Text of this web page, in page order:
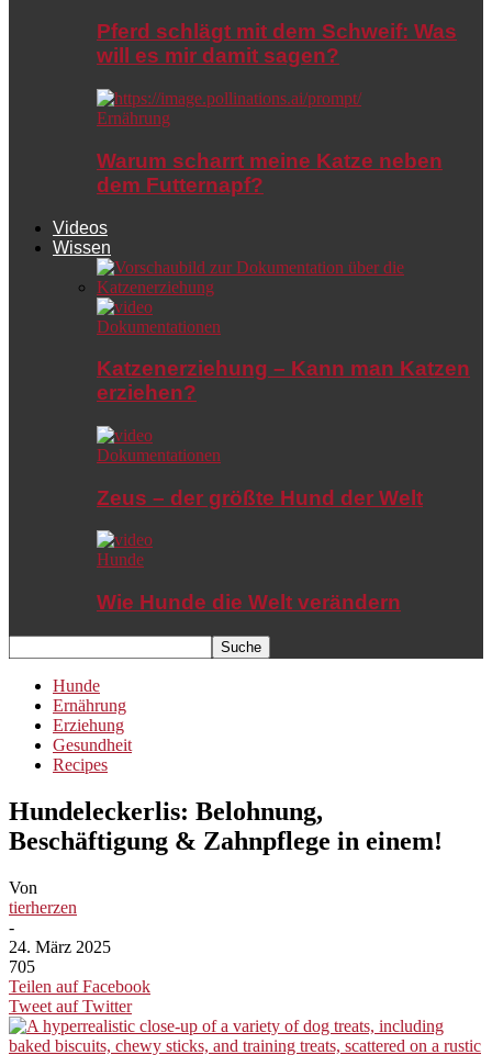
Pferd schlägt mit dem Schweif: Was
will es mir damit sagen?
Ernährung
Warum scharrt meine Katze neben
dem Futternapf?
Videos
Wissen
Dokumentationen
Katzenerziehung – Kann man Katzen
erziehen?
Dokumentationen
Zeus – der größte Hund der Welt
Hunde
Wie Hunde die Welt verändern
Hunde
Ernährung
Erziehung
Gesundheit
Recipes
Hundeleckerlis: Belohnung,
Beschäftigung & Zahnpflege in einem!
Von
tierherzen
-
24. März 2025
705
Teilen auf Facebook
Tweet auf Twitter